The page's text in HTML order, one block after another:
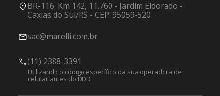
BR-116, Km 142, 11.760 - Jardim Eldorado -
Caxias do Sul/RS - CEP: 95059-520
sac@marelli.com.br
(11) 2388-3391
Utilizando o código específico da sua operadora de
celular antes do DDD